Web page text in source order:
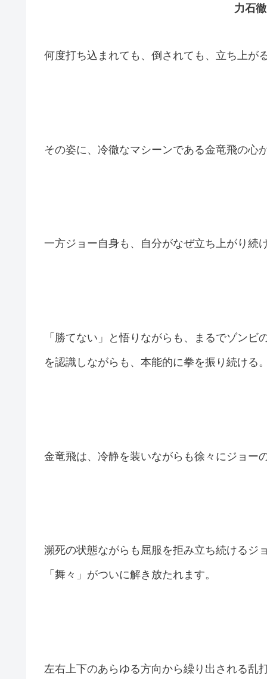
力石
何度打ち込まれても、倒されても、立ち上が
その姿に、冷徹なマシーンである金竜飛の心
一方ジョー自身も、自分がなぜ立ち上がり続
「勝てない」と悟りながらも、まるでゾン
を認識しながらも、本能的に拳を振り続ける
金竜飛は、冷静を装いながらも徐々にジョー
瀕死の状態ながらも屈服を拒み立ち続けるジ
「舞々」がついに解き放たれます。
左右上下のあらゆる方向から繰り出される乱